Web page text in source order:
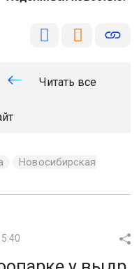
Новосибирская
7 мая. Сейчас
они активно